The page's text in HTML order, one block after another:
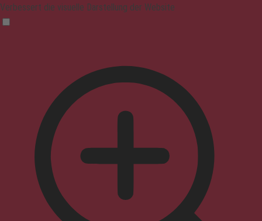
Verbessert die visuelle Darstellung der Website